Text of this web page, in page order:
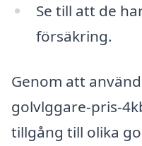
Se till att de
försäkring.
Genom att
golvlggare-pris-
tillgång till olika